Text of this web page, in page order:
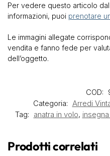
Per vedere questo articolo
informazioni, puoi prenotare
Le immagini allegate
vendita e fanno fede per
dell’oggetto.
COD:
Categoria: Arredi
Tag: anatra in volo,
Prodotti correlati